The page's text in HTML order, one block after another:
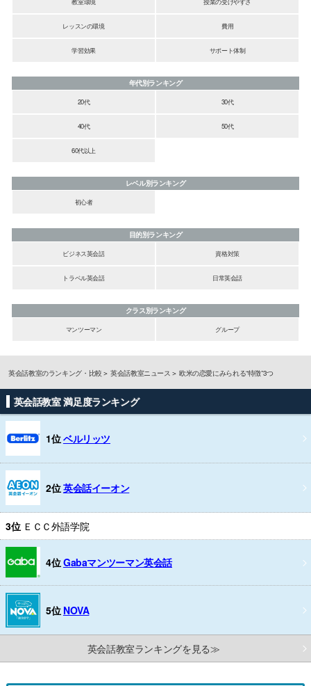
レッスンの環境 費用
学習効果 サポート体制
年代別ランキング
20代
30代
40代 50代
60代以上
レベル別ランキング
初心者
目的別ランキング
ビジネス英会話
資格対策
トラベル英会話 日常英会話
クラス別ランキング
マンツーマン
グループ
英会話教室のランキング・比較 英会話教室ニュース 欧米の恋愛にみられる“特徴”3つ
英会話教室 満足度ランキング
1位ベルリッツ
2位英会話イーオン
3位 ＥＣＣ外語学院
4位Gabaマンツーマン英会話
5位 NOVA
英会話教室ランキングを見る≫